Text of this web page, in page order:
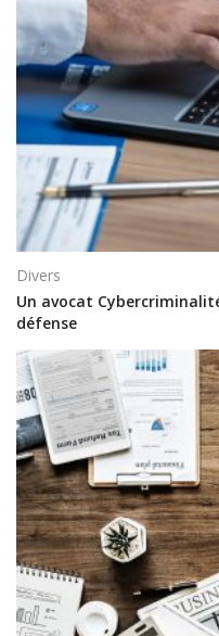
Divers
Un avocat
défense